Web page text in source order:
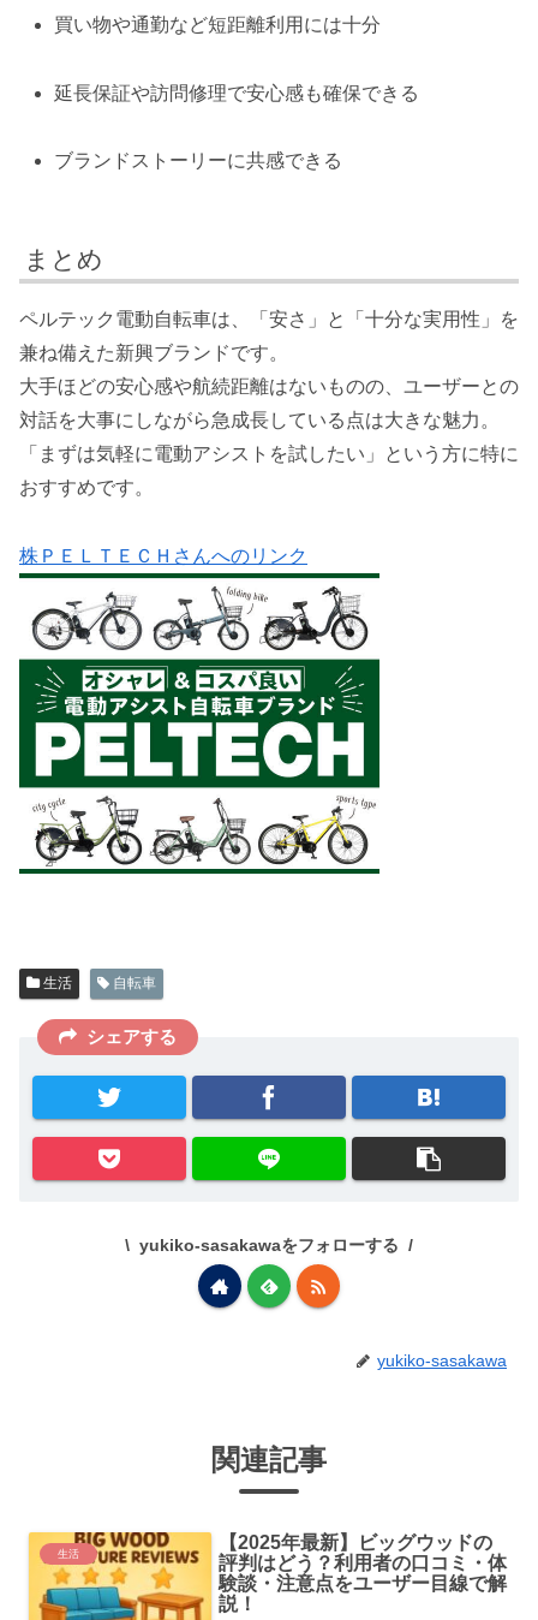
買い物や通勤など短距離利用には十分
延長保証や訪問修理で安心感も確保できる
ブランドストーリーに共感できる
まとめ
ペルテック電動自転車は、「安さ」と「十分な実用性」を
兼ね備えた新興ブランドです。
大手ほどの安心感や航続距離はないものの、ユーザーとの
対話を大事にしながら急成長している点は大きな魅力。
「まずは気軽に電動アシストを試したい」という方に特に
おすすめです。
株ＰＥＬＴＥＣＨさんへのリンク
生活 自転車
シェアする
yukiko-sasakawaをフォローする
yukiko-sasakawa
関連記事
生活
【2025年最新】ビッグウッドの
評判はどう？利用者の口コミ・体
験談・注意点をユーザー目線で解
説！